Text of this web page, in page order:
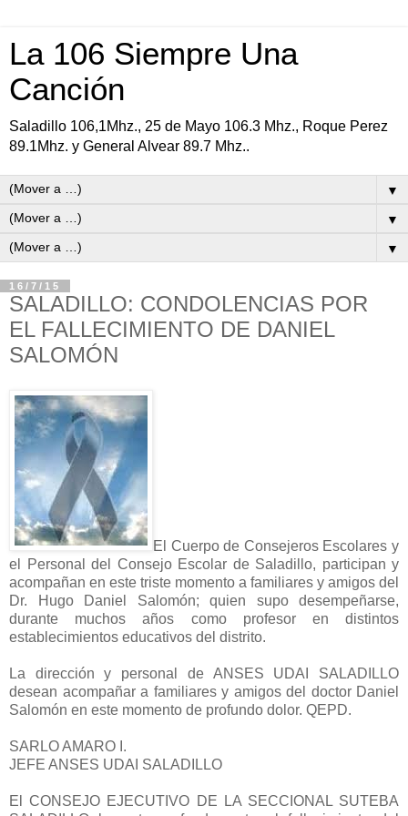
La 106 Siempre Una
Canción
Saladillo 106,1Mhz., 25 de Mayo 106.3 Mhz., Roque Perez
89.1Mhz. y General Alvear 89.7 Mhz..
▼
▼
▼
16/7/15
SALADILLO: CONDOLENCIAS POR
EL FALLECIMIENTO DE DANIEL
SALOMÓN
El Cuerpo de Consejeros Escolares y
el Personal del Consejo Escolar de Saladillo, participan y
acompañan en este triste momento a familiares y amigos del
Dr. Hugo Daniel Salomón; quien supo desempeñarse,
durante muchos años como profesor en distintos
establecimientos educativos del distrito.
La dirección y personal de ANSES UDAI SALADILLO
desean acompañar a familiares y amigos del doctor Daniel
Salomón en este momento de profundo dolor. QEPD.
SARLO AMARO I.
JEFE ANSES UDAI SALADILLO
El CONSEJO EJECUTIVO DE LA SECCIONAL SUTEBA